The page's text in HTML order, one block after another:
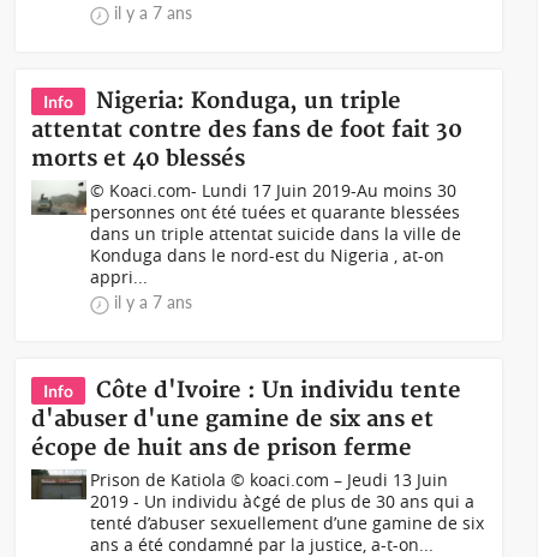
il y a 7 ans
Info
Nigeria: Konduga, un triple
attentat contre des fans de foot fait 30
morts et 40 blessés
© Koaci.com- Lundi 17 Juin 2019-Au moins 30
personnes ont été tuées et quarante blessées
dans un triple attentat suicide dans la ville de
Konduga dans le nord-est du Nigeria , at-on
appri...
il y a 7 ans
Info
Côte d'Ivoire : Un individu tente
d'abuser d'une gamine de six ans et
écope de huit ans de prison ferme
Prison de Katiola © koaci.com – Jeudi 13 Juin
2019 - Un individu à¢gé de plus de 30 ans qui a
tenté d’abuser sexuellement d’une gamine de six
ans a été condamné par la justice, a-t-on...